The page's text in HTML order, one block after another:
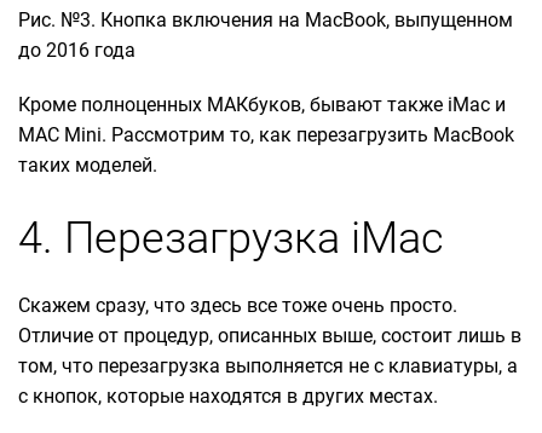
Рис. №3. Кнопка включения на MacBook, выпущенном
до 2016 года
Кроме полноценных МАКбуков, бывают также iMac и
MAC Mini. Рассмотрим то, как перезагрузить MacBook
таких моделей.
4. Перезагрузка iMac
Скажем сразу, что здесь все тоже очень просто.
Отличие от процедур, описанных выше, состоит лишь в
том, что перезагрузка выполняется не с клавиатуры, а
с кнопок, которые находятся в других местах.